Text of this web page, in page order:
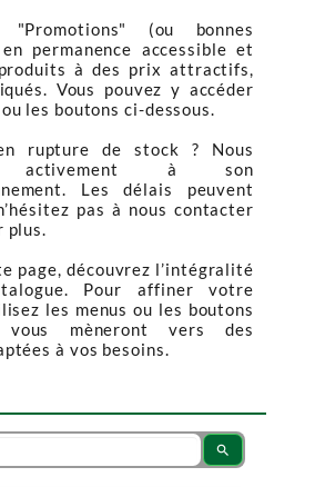
(ou bonnes
permanence accessible et
à des prix attractifs,
Vous pouvez y accéder
les boutons ci-dessous.
rupture de stock ? Nous
activement à son
Les délais peuvent
pas à nous contacter
plus.
page, découvrez l’intégralité
Pour affiner votre
les menus ou les boutons
mèneront vers des
à vos besoins.
search